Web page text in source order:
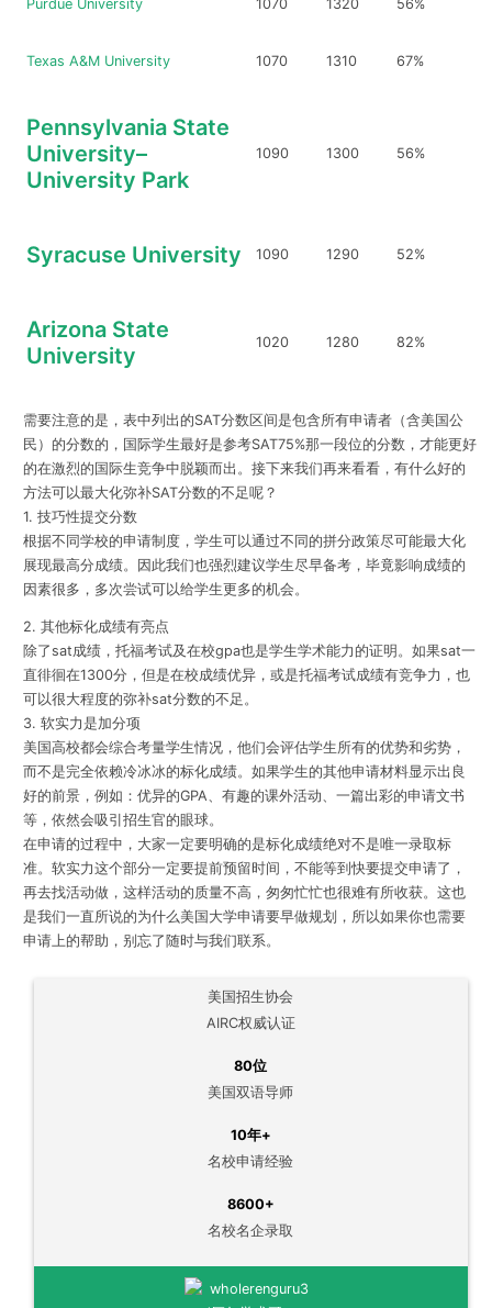
Purdue University 1070 1320 56%
Texas A&M University 1070 1310 67%
Pennsylvania State
University–
University Park
1090 1300 56%
Syracuse University 1090 1290 52%
Arizona State
University
1020 1280 82%
需要注意的是，表中列出的SAT分数区间是包含所有申请者（含美国公
民）的分数的，国际学生最好是参考SAT75%那一段位的分数，才能更好
的在激烈的国际生竞争中脱颖而出。接下来我们再来看看，有什么好的
方法可以最大化弥补SAT分数的不足呢？
1. 技巧性提交分数
根据不同学校的申请制度，学生可以通过不同的拼分政策尽可能最大化
展现最高分成绩。因此我们也强烈建议学生尽早备考，毕竟影响成绩的
因素很多，多次尝试可以给学生更多的机会。
2. 其他标化成绩有亮点
除了sat成绩，托福考试及在校gpa也是学生学术能力的证明。如果sat一
直徘徊在1300分，但是在校成绩优异，或是托福考试成绩有竞争力，也
可以很大程度的弥补sat分数的不足。
3. 软实力是加分项
美国高校都会综合考量学生情况，他们会评估学生所有的优势和劣势，
而不是完全依赖冷冰冰的标化成绩。如果学生的其他申请材料显示出良
好的前景，例如：优异的GPA、有趣的课外活动、一篇出彩的申请文书
等，依然会吸引招生官的眼球。
在申请的过程中，大家一定要明确的是标化成绩绝对不是唯一录取标
准。软实力这个部分一定要提前预留时间，不能等到快要提交申请了，
再去找活动做，这样活动的质量不高，匆匆忙忙也很难有所收获。这也
是我们一直所说的为什么美国大学申请要早做规划，所以如果你也需要
申请上的帮助，别忘了随时与我们联系。
美国招生协会
AIRC权威认证
80位
美国双语导师
10年+
名校申请经验
8600+
名校名企录取